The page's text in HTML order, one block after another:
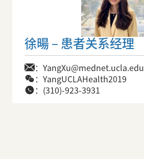
徐暘 – 患者关系经理
：YangXu@mednet.ucla.edu
：YangUCLAHealth2019
：(310)-923-3931